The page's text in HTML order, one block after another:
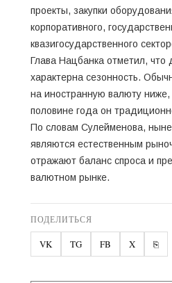
проекты, закупки
корпоративного,
квазигосударственного
Глава Нацбанка отметил, что
характерна сезонность.
на иностранную валюту ниже,
половине года он
По словам Сулейменова,
являются естественным
отражают баланс спроса и
валютном рынке.
ПОДЕЛИТЬСЯ
VK TG FB X ⎘